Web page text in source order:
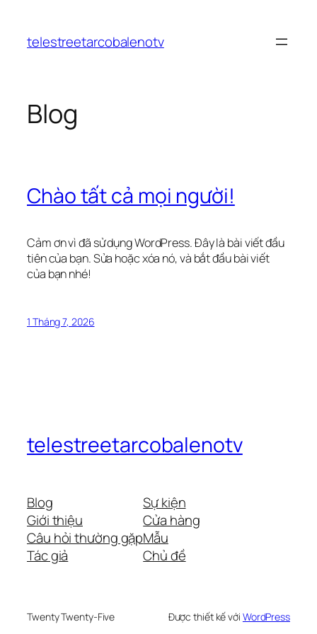
phầntelestreetarcobalenotv
Blog
Chào tất cả mọi người!
Cảm ơn vì đã sử dụng WordPress. Đây là bài viết đầu
tiên của bạn. Sửa hoặc xóa nó, và bắt đầu bài viết
của bạn nhé!
1 Tháng 7, 2026
telestreetarcobalenotv
Blog
Giới thiệu
Câu hỏi thường gặp
Tác giả
Sự kiện
Cửa hàng
Mẫu
Chủ đề
Twenty Twenty-Five Được thiết kế với WordPress